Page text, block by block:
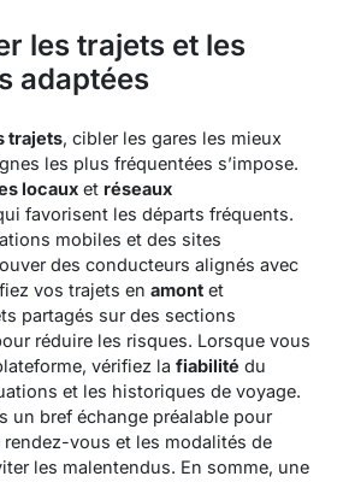
les trajets et les
adaptées
trajets, cibler les gares les mieux
les plus fréquentées s’impose.
locaux et réseaux
favorisent les départs fréquents.
mobiles et des sites
des conducteurs alignés avec
vos trajets en amont et
partagés sur des sections
réduire les risques. Lorsque vous
vérifiez la fiabilité du
et les historiques de voyage.
un bref échange préalable pour
vous et les modalités de
les malentendus. En somme, une